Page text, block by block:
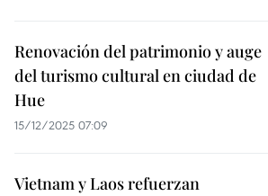
Renovación del patrimonio y auge
del turismo cultural en ciudad de
Hue
15/12/2025 07:09
Vietnam y Laos refuerzan